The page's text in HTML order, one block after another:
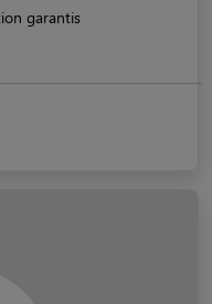
garantis